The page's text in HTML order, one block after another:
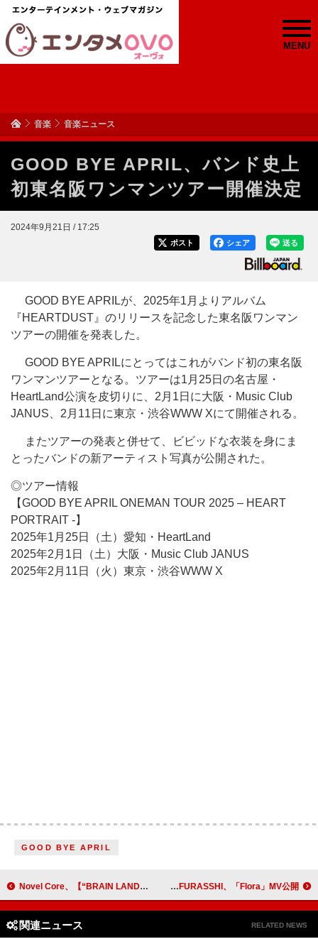
MENU
音楽 音楽ニュース
GOOD BYE APRIL、バンド史上
初東名阪ワンマンツアー開催決定
2024年9月21日 / 17:25
送る
シェア
ポスト
GOOD BYE APRILが、2025年1月よりアルバム
『HEARTDUST』のリリースを記念した東名阪ワンマン
ツアーの開催を発表した。
GOOD BYE APRILにとってはこれがバンド初の東名阪
ワンマンツアーとなる。ツアーは1月25日の名古屋・
HeartLand公演を皮切りに、2月1日に大阪・Music Club
JANUS、2月11日に東京・渋谷WWW Xにて開催される。
またツアーの発表と併せて、ビビッドな衣装を身にま
とったバンドの新アーティスト写真が公開された。
◎ツアー情報
【GOOD BYE APRIL ONEMAN TOUR 2025 – HEART
PORTRAIT -】
2025年1月25日（土）愛知・HeartLand
2025年2月1日（土）大阪・Music Club JANUS
2025年2月11日（火）東京・渋谷WWW X
GOOD BYE APRIL
Novel Core、【“BRAIN LAND” at K-Arena Yokohama】にDABO、Charluゲスト出演決定 AMEFURASSHI、「Flora」MV公開
関連ニュース RELATED NEWS